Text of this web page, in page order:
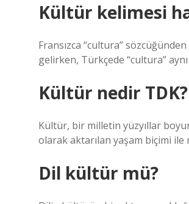
Kültür kelimesi
Fransızca “cultura”
gelirken, Türkçede “cultura”
Kültür nedir TDK?
Kültür, bir milletin yüzyıllar
olarak aktarılan yaşam biçimi
Dil kültür mü?